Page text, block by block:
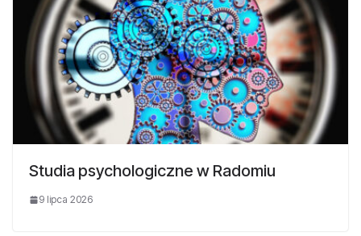
Studia psychologiczne w Radomiu
9 lipca 2026